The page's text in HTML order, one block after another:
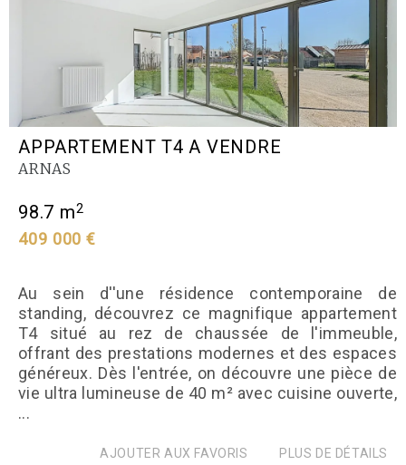
APPARTEMENT T4 A VENDRE
ARNAS
98.7 m2
409 000 €
Au sein d''une résidence contemporaine de
standing, découvrez ce magnifique appartement
T4 situé au rez de chaussée de l'immeuble,
offrant des prestations modernes et des espaces
généreux. Dès l'entrée, on découvre une pièce de
vie ultra lumineuse de 40 m² avec cuisine ouverte,
...
AJOUTER AUX FAVORIS PLUS DE DÉTAILS